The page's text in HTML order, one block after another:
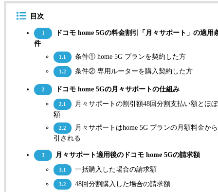
目次
1
ドコモ home 5Gの料金割引「月々サポート」の適用
件
1.1 条件① home 5G プランを契約した方
1.2 条件② 専用ルーターを購入契約した方
2 ドコモ home 5Gの月々サポートの仕組み
2.1
月々サポートの割引額48回分割支払い額とほ
額
2.2
月々サポートはhome 5G プランの月額料金か
引される
3 月々サポート適用後のドコモ home 5Gの請求額
3.1 一括購入した場合の請求額
3.2 48回分割購入した場合の請求額